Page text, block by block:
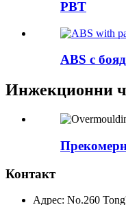
PBT
ABS с
Инжекционни
Контакт
Адрес: No.260